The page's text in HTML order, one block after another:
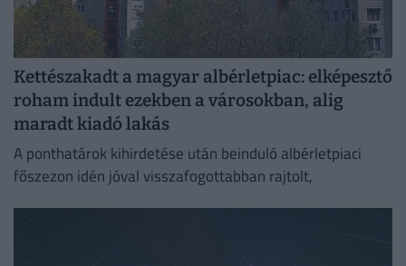
Kettészakadt a magyar albérletpiac: elképesztő
roham indult ezekben a városokban, alig
maradt kiadó lakás
A ponthatárok kihirdetése után beinduló albérletpiaci
főszezon idén jóval visszafogottabban rajtolt,